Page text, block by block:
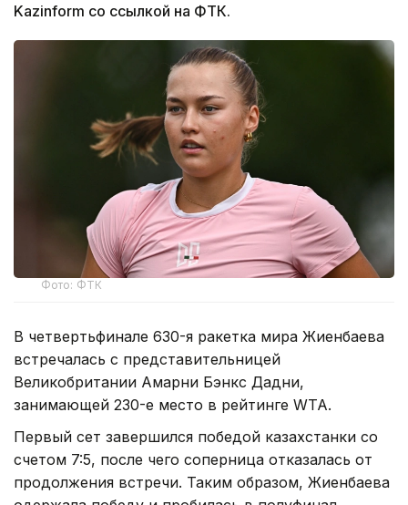
Kazinform со ссылкой на ФТК.
Фото: ФТК
В четвертьфинале 630-я ракетка мира Жиенбаева
встречалась с представительницей
Великобритании Амарни Бэнкс Дадни,
занимающей 230-е место в рейтинге WTA.
Первый сет завершился победой казахстанки со
счетом 7:5, после чего соперница отказалась от
продолжения встречи. Таким образом, Жиенбаева